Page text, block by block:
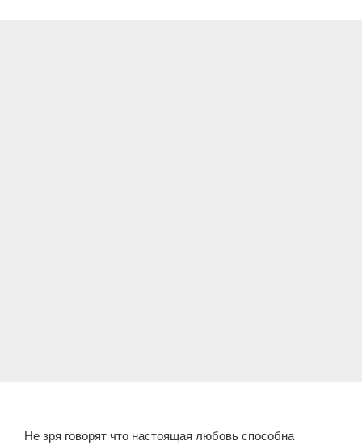
Не зря говорят что настоящая любовь способна